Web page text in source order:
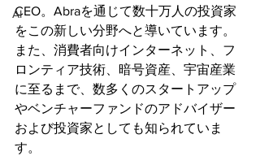
AI
CEO。Abraを通じて数十万人の投資家
をこの新しい分野へと導いています。
また、消費者向けインターネット、フ
ロンティア技術、暗号資産、宇宙産業
に至るまで、数多くのスタートアップ
やベンチャーファンドのアドバイザー
および投資家としても知られていま
す。